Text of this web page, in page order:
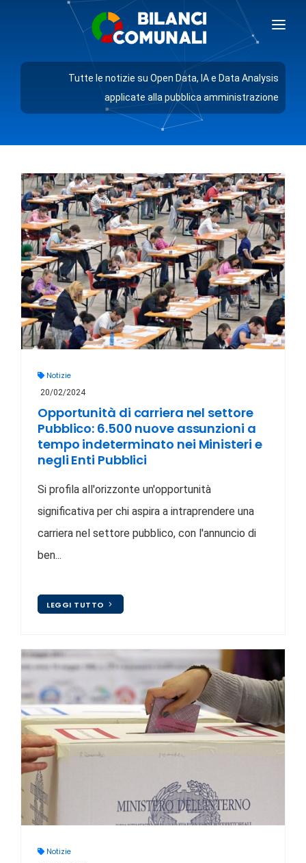
PREZZI
RICHIEDI DEMO
AREA GIORNALISTI
Tutte le notizie su Open Data, IA e Data Analysis
applicate alla pubblica amministrazione
Notizie
20/02/2024
Opportunità di carriera nel settore
Pubblico: 6.500 nuove assunzioni a
tempo indeterminato nei Ministeri e
negli Enti Pubblici
Si profila all'orizzonte un'opportunità
significativa per chi aspira a intraprendere una
carriera nel settore pubblico, con l'annuncio di
ben...
LEGGI TUTTO
Notizie